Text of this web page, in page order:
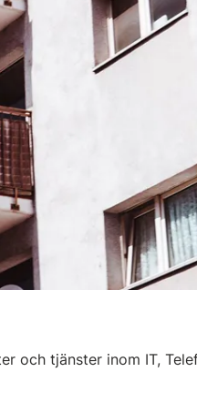
och tjänster inom IT,